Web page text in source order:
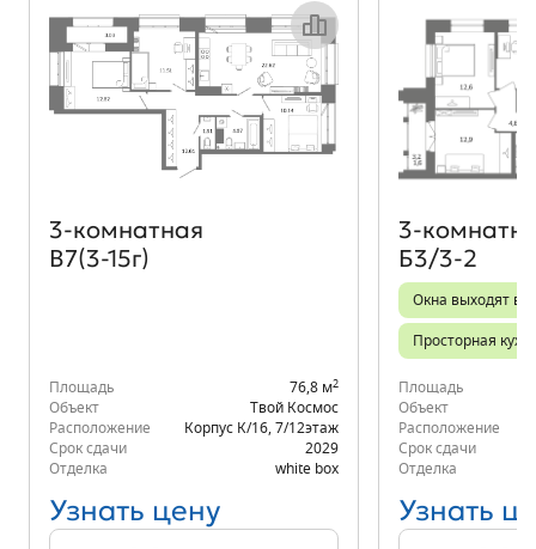
Объект месяца
3‑комнатная
В7(3-15г)
Площадь 76,8 м2
Объект
Твой Космос
Расположение
Корпус К/16 7/12этаж
Срок сдачи
2029
Отделка
white box
Узнать цену
Б3/3-2
Окна выходят во
Просторная
Площадь
Объект
Расположение
Срок сдачи
Отделка
Узнать